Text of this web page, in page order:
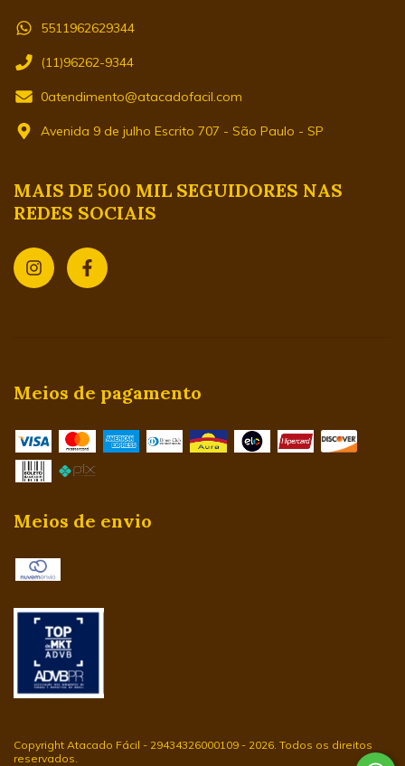
5511962629344
(11)96262-9344
0atendimento@atacadofacil.com
Avenida 9 de julho Escrito 707 - São Paulo - SP
MAIS DE 500 MIL SEGUIDORES NAS
REDES SOCIAIS
Meios de pagamento
Meios de envio
Copyright Atacado Fácil - 29434326000109 - 2026. Todos os direitos
reservados.